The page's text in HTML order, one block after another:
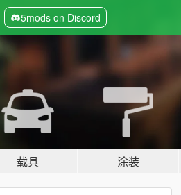
5mods on Discord
载具 涂装